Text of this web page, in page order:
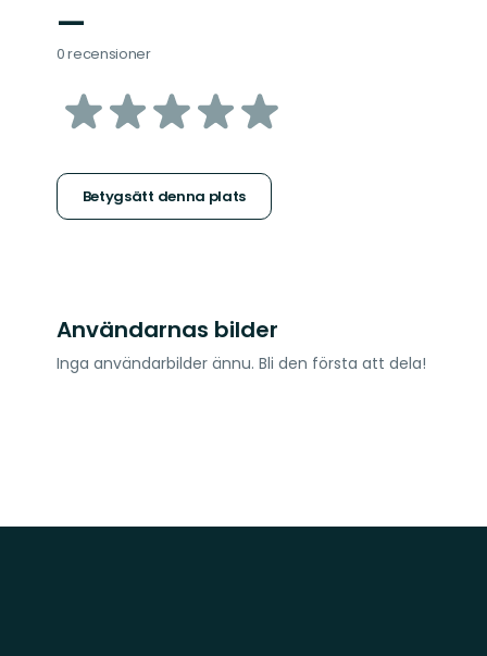
—
0 recensioner
av
stjärnor
Betygsätt denna plats
Användarnas bilder
Inga användarbilder ännu. Bli den första att dela!